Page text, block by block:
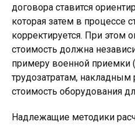
договора ставится
которая затем в процессе
корректируется. При этом
стоимость должна
примеру военной приемки
трудозатратам, накладным
стоимость оборудования
Надлежащие методики